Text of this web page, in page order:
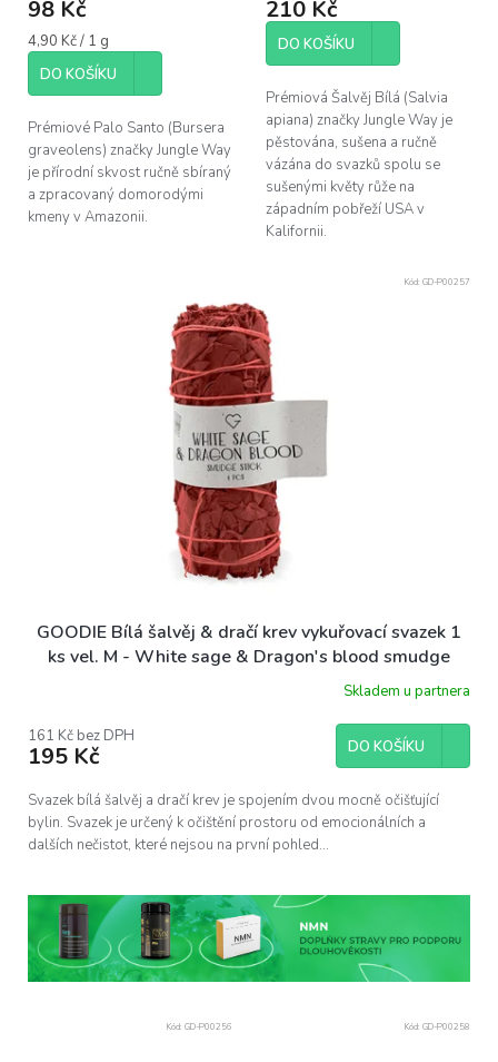
98 Kč
Měrná
cena:
4,90 Kč / 1 g
DO KOŠÍKU
Prémiové Palo Santo (Bursera
graveolens) značky Jungle Way
je přírodní skvost ručně sbíraný
a zpracovaný domorodými
kmeny v Amazonii.
210 Kč
DO KOŠÍKU
Prémiová Šalvěj Bílá (Salvia
apiana) značky Jungle Way je
pěstována, sušena a ručně
vázána do svazků spolu se
sušenými květy růže na
západním pobřeží USA v
Kalifornii.
GOODIE Bílá šalvěj & dračí krev vykuřovací svazek 1
ks vel. M - White sage & Dragon's blood smudge
Skladem u partnera
161 Kč bez DPH
195 Kč DO KOŠÍKU
Svazek bílá šalvěj a dračí krev je spojením dvou mocně očišťující
bylin. Svazek je určený k očištění prostoru od emocionálních a
dalších nečistot, které nejsou na první pohled...
Kód: GD-P00257
Kód: GD-P00256 Kód: GD-P00258